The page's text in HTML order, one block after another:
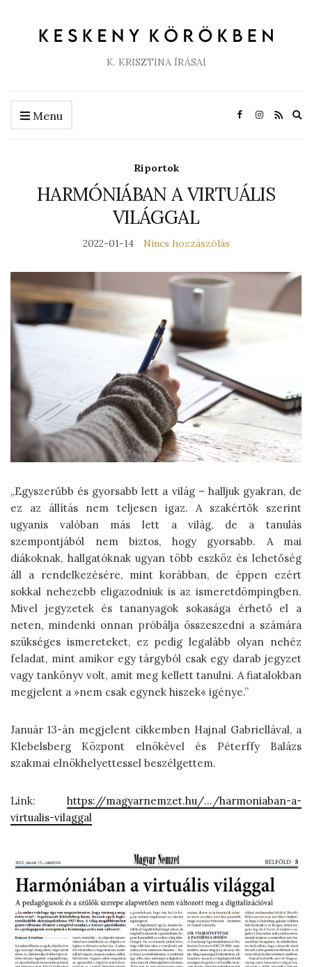
K. KRISZTINA ÍRÁSAI
Menu
Riportok
HARMÓNIÁBAN A VIRTUÁLIS
VILÁGGAL
2022-01-14 Nincs hozzászólás
„Egyszerűbb és gyorsabb lett a világ – halljuk gyakran, de
ez az állítás nem teljesen igaz. A szakértők szerint
ugyanis valóban más lett a világ, de a tanulás
szempontjából nem biztos, hogy gyorsabb. A mai
diákoknak, hallgatóknak ugyan több eszköz és lehetőség
áll a rendelkezésére, mint korábban, de éppen ezért
sokkal nehezebb eligazodniuk is az ismeretdömpingben.
Mivel jegyzetek és tananyagok sokasága érhető el a
neten, mindenki onnan próbálja összeszedni a számára
szükséges ismereteket, ez pedig legalább olyan nehéz
feladat, mint amikor egy tárgyból csak egy darab jegyzet
vagy tankönyv volt, amit meg kellett tanulni. A fiatalokban
megjelent a »nem csak egynek hiszek« igénye.”
Január 13-án megjelent cikkemben Hajnal Gab­riellával, a
Klebelsberg Központ elnökével és Péterffy Balázs
szakmai elnökhelyettessel beszélgettem.
Link: https://magyarnemzet.hu/…/harmoniaban-a-
virtualis-vilaggal